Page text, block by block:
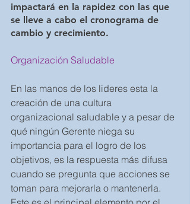
impactará en la rapidez con las que
se lleve a cabo el cronograma de
cambio y crecimiento.
Organización Saludable
En las manos de los lideres esta la
creación de una cultura
organizacional saludable y a pesar de
qué ningún Gerente niega su
importancia para el logro de los
objetivos, es la respuesta más difusa
cuando se pregunta que acciones se
toman para mejorarla o mantenerla.